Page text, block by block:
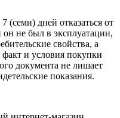
(семи) дней отказаться от
он не был в эксплуатации,
свойства, а
и условия покупки
документа не лишает
показания.